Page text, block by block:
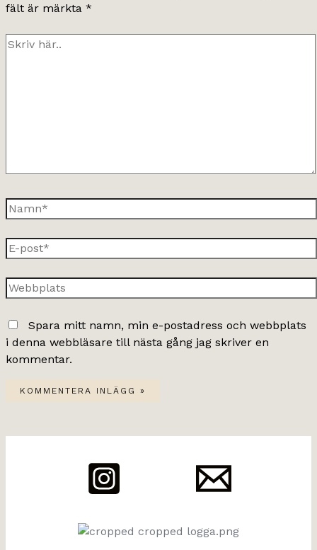
fält är märkta *
Skriv
Namn*
E-
post*
Webbplats
Spara mitt namn, min e-postadress och webbplats
i denna webbläsare till nästa gång jag skriver en
kommentar.